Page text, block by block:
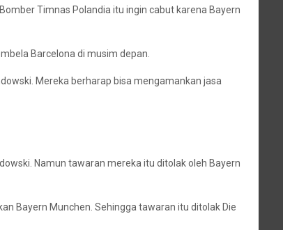
Timnas Polandia itu ingin cabut karena Bayern
Barcelona di musim depan.
Mereka berharap bisa mengamankan jasa
Namun tawaran mereka itu ditolak oleh Bayern
Bayern Munchen. Sehingga tawaran itu ditolak Die